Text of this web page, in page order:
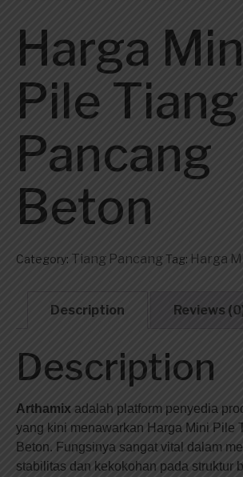
Harga
Pile Tiang
Pancang
Beton
Category: Tiang PancangTag: Harga
Description Reviews
Description
Arthamix adalah platform penyedia
yang kini menawarkan Harga Mini Pile
Beton. Fungsinya sangat vital dalam
stabilitas dan kekokohan pada struktur